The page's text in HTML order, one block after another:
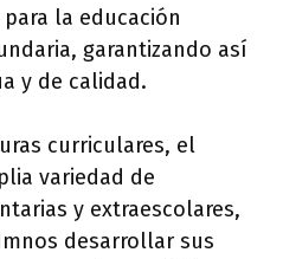
la educación
garantizando así
y de calidad.
curriculares, el
variedad de
y extraescolares,
desarrollar sus